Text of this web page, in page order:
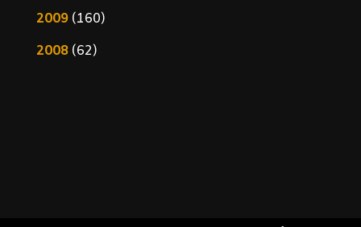
2009(160)
2008(62)